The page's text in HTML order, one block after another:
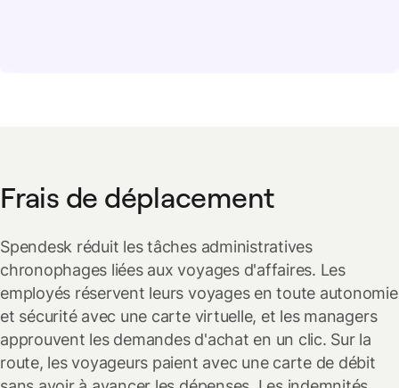
Frais de déplacement
Spendesk réduit les tâches administratives
chronophages liées aux voyages d'affaires. Les
employés réservent leurs voyages en toute autonomie
et sécurité avec une carte virtuelle, et les managers
approuvent les demandes d'achat en un clic. Sur la
route, les voyageurs paient avec une carte de débit